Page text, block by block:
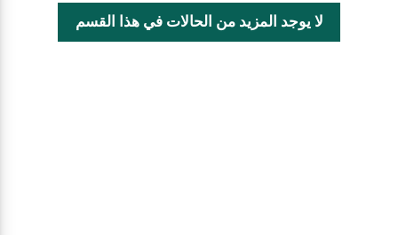
لا يوجد المزيد من الحالات في هذا القسم